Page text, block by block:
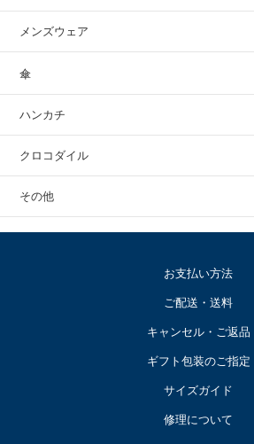
メンズウェア
傘
ハンカチ
クロコダイル
その他
お支払い方法
ご配送・送料
キャンセル・ご返品
ギフト包装のご指定
サイズガイド
修理について